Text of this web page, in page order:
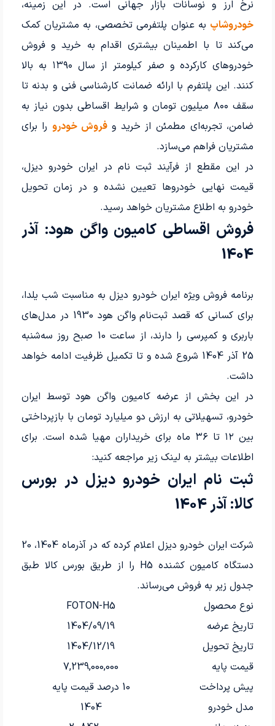
نرخ ارز و نوسانات بازار جهانی است. در این زمینه،
خودروشاپ به عنوان پلتفرمی تخصصی، به مشتریان کمک
می‌کند تا با اطمینان بیشتری اقدام به خرید و فروش
خودروهای کارکرده و صفر کیلومتر از سال ۱۳۹۰ به بالا
کنند. این پلتفرم با ارائه ضمانت کارشناسی فنی و بدنه تا
سقف ۸۰۰ میلیون تومان و شرایط اقساطی بدون نیاز به
ضامن، تجربه‌ای مطمئن از خرید وفروش خودرورا برای
مشتریان فراهم می‌سازد.
در این مقطع از فرآیند ثبت نام در ایران خودرو دیزل،
قیمت نهایی خودروها تعیین نشده و در زمان تحویل
خودرو به اطلاع مشتریان خواهد رسید.
فروش اقساطی کامیون واگن هود: آذر
1404
برنامه فروش ویژه ایران خودرو دیزل به مناسبت شب یلدا،
برای کسانی که قصد ثبت‌نام واگن هود 1930 در مدل‌های
باربری و کمپرسی را دارند، از ساعت 10 صبح روز سه‌شنبه
25 آذر 1404 شروع شده و تا تکمیل ظرفیت ادامه خواهد
داشت.
در این بخش از عرضه کامیون واگن هود توسط ایران
خودرو، تسهیلاتی به ارزش دو میلیارد تومان با بازپرداختی
بین ۱۲ تا ۳۶ ماه برای خریداران مهیا شده است. برای
اطلاعات بیشتر به لینک زیر مراجعه کنید:
ثبت نام ایران خودرو دیزل در بورس
کالا: آذر 1404
شرکت ایران خودرو دیزل اعلام کرده که در آذرماه 1404، 20
دستگاه کامیون کشنده H5 را از طریق بورس کالا طبق
جدول زیر به فروش می‌رساند.
نوع محصول
FOTON-H5
تاریخ عرضه
1404/09/19
تاریخ تحویل
1404/12/19
قیمت پایه
7,239,000,000
پیش پرداخت
10 درصد قیمت پایه
مدل خودرو
1404